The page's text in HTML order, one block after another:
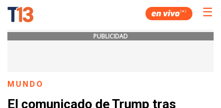
☰
PUBLICIDAD
MUNDO
El comunicado de Trump tras